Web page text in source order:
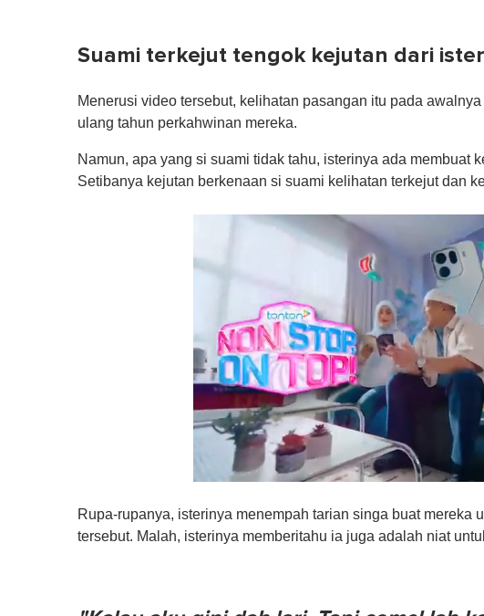
Suami terkejut tengok kejutan dari
Menerusi video tersebut, kelihatan pasangan itu pada
ulang tahun perkahwinan mereka.
Namun, apa yang si suami tidak tahu, isterinya ada membuat
Setibanya kejutan berkenaan si suami kelihatan terkejut dan
e
c
Rupa-rupanya, isterinya menempah tarian singa buat mereka
tersebut. Malah, isterinya memberitahu ia juga adalah niat